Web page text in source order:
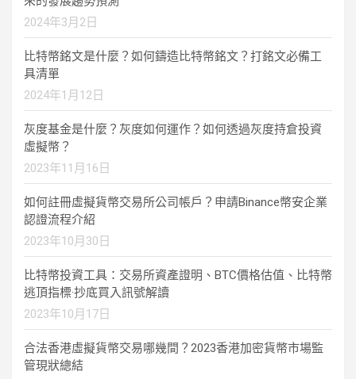
2024年3月2日
比特幣銘文是什麼？如何鑄造比特幣銘文？打銘文必備工
具清單
2024年1月12日
灰度基金是什麼？灰度如何運作？如何透過灰度持倉投資
虛擬幣？
2023年11月16日
如何註冊虛擬貨幣交易所公司帳戶？申請Binance幣安企業
認證流程介紹
2023年10月30日
比特幣投資工具：交易所資產證明、BTC價格估值、比特幣
逃頂指標·抄底買入訊號解讀
2023年10月17日
合法香港虛擬貨幣交易哪幾間？2023香港加密貨幣市場監
管現狀總結